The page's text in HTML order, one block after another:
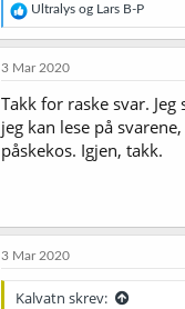
R
e
a
j
o
n
e
Ultralys og Lars B-P
3 Mar 2020
Takk for raske svar.
jeg kan lese på
påskekos. Igjen, takk.
3 Mar 2020
Kalvatn skrev: